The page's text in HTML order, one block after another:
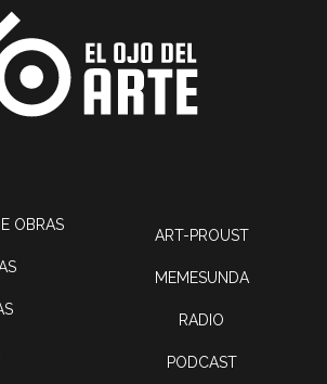
OBRAS
ART-PROUST
MEMESUNDA
RADIO
PODCAST